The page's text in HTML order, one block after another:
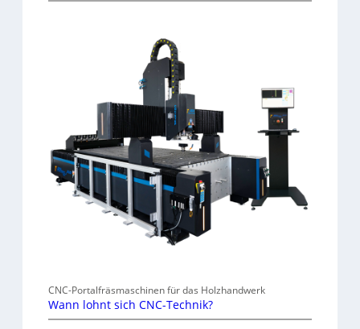
CNC-Portalfräsmaschinen für das Holzhandwerk
Wann lohnt sich CNC-Technik?